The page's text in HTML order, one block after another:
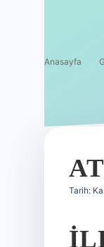
Anasayfa
Tarih: